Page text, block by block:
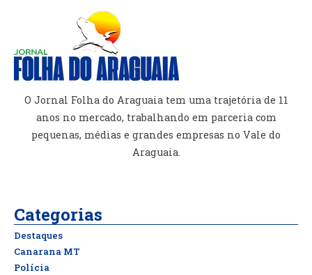
O Jornal Folha do Araguaia tem uma trajetória de 11
anos no mercado, trabalhando em parceria com
pequenas, médias e grandes empresas no Vale do
Araguaia.
Categorias
Destaques
Canarana MT
Polícia